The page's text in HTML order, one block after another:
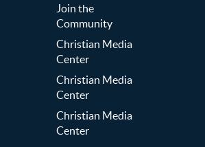
Join the
Community
Christian Media
Center
Christian Media
Center
Christian Media
Center